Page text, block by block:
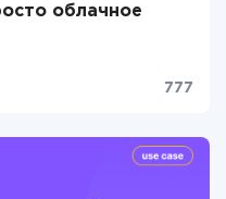
облачное
777